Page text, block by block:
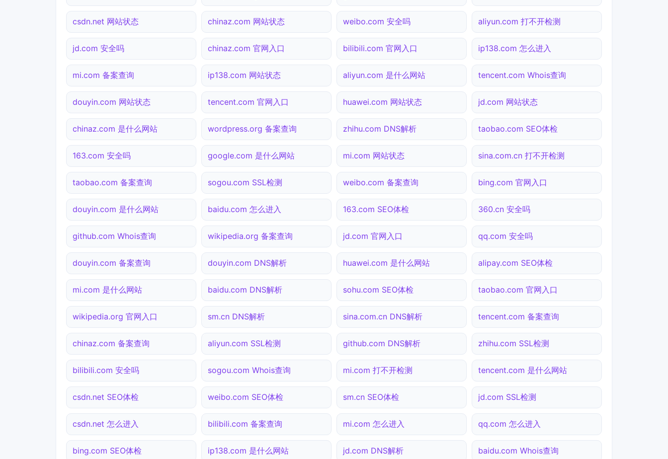
csdn.net 网站状态 chinaz.com 网站状态 weibo.com 安全吗 aliyun.com 打不开检测
jd.com 安全吗 chinaz.com 官网入口 bilibili.com 官网入口 ip138.com 怎么进入
mi.com 备案查询 ip138.com 网站状态 aliyun.com 是什么网站 tencent.com Whois查询
douyin.com 网站状态 tencent.com 官网入口 huawei.com 网站状态 jd.com 网站状态
chinaz.com 是什么网站 wordpress.org 备案查询 zhihu.com DNS解析 taobao.com SEO体检
163.com 安全吗 google.com 是什么网站 mi.com 网站状态 sina.com.cn 打不开检测
taobao.com 备案查询 sogou.com SSL检测 weibo.com 备案查询 bing.com 官网入口
douyin.com 是什么网站 baidu.com 怎么进入 163.com SEO体检 360.cn 安全吗
github.com Whois查询 wikipedia.org 备案查询 jd.com 官网入口 qq.com 安全吗
douyin.com 备案查询 douyin.com DNS解析 huawei.com 是什么网站 alipay.com SEO体检
mi.com 是什么网站 baidu.com DNS解析 sohu.com SEO体检 taobao.com 官网入口
wikipedia.org 官网入口 sm.cn DNS解析 sina.com.cn DNS解析 tencent.com 备案查询
chinaz.com 备案查询 aliyun.com SSL检测 github.com DNS解析 zhihu.com SSL检测
bilibili.com 安全吗 sogou.com Whois查询 mi.com 打不开检测 tencent.com 是什么网站
csdn.net SEO体检 weibo.com SEO体检 sm.cn SEO体检 jd.com SSL检测
csdn.net 怎么进入 bilibili.com 备案查询 mi.com 怎么进入 qq.com 怎么进入
bing.com SEO体检 ip138.com 是什么网站 jd.com DNS解析 baidu.com Whois查询